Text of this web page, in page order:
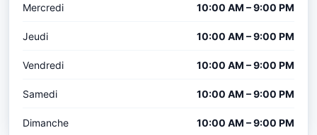
Mercredi 10:00 AM – 9:00 PM
Jeudi 10:00 AM – 9:00 PM
Vendredi 10:00 AM – 9:00 PM
Samedi 10:00 AM – 9:00 PM
Dimanche 10:00 AM – 9:00 PM